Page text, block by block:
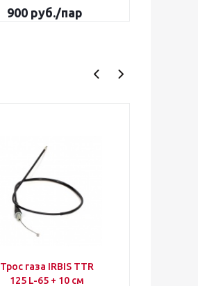
900руб./пар
Трос газа IRBIS TTR
125 L-65 + 10 см